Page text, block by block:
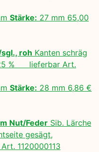
Stärke: 27 mm 65,00
roh Kanten schräg
25 % lieferbar Art.
Stärke: 28 mm 6,86 €
Nut/Feder Sib. Lärche
gesägt,
1120000113